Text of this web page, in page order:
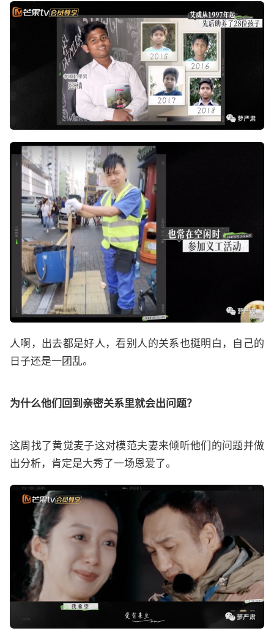
人啊，出去都是好人，看别人的关系也挺明白，自己的
日子还是一团乱。
为什么他们回到亲密关系里就会出问题？
这周找了黄觉麦子这对模范夫妻来倾听他们的问题并做
出分析，肯定是大秀了一场恩爱了。